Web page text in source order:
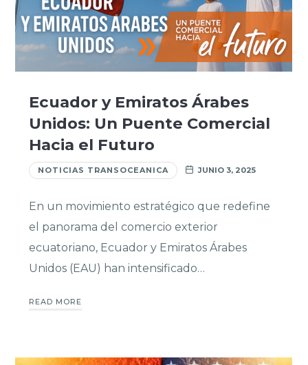
Ecuador y Emiratos Árabes
Unidos: Un Puente Comercial
Hacia el Futuro
NOTICIAS TRANSOCEANICA JUNIO 3, 2025
En un movimiento estratégico que redefine
el panorama del comercio exterior
ecuatoriano, Ecuador y Emiratos Árabes
Unidos (EAU) han intensificado…
READ MORE